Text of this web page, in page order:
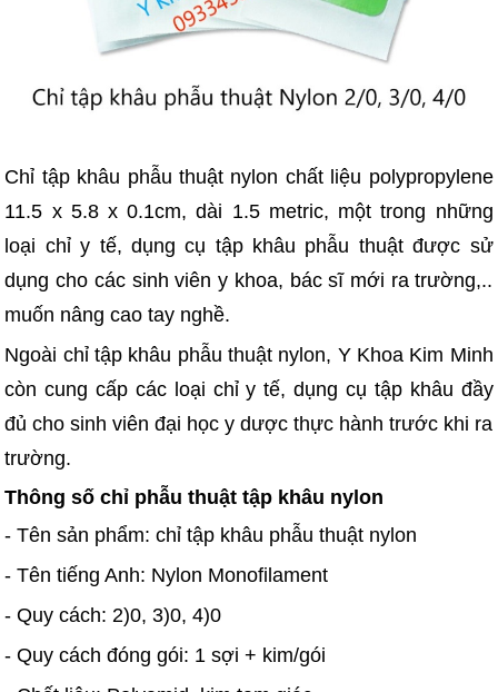
Chỉ tập khâu phẫu thuật nylon chất liệu polypropylene
11.5 x 5.8 x 0.1cm, dài 1.5 metric, một trong những
loại chỉ y tế, dụng cụ tập khâu phẫu thuật được sử
dụng cho các sinh viên y khoa, bác sĩ mới ra trường,..
muốn nâng cao tay nghề.
Ngoài chỉ tập khâu phẫu thuật nylon, Y Khoa Kim Minh
còn cung cấp các loại chỉ y tế, dụng cụ tập khâu đầy
đủ cho sinh viên đại học y dược thực hành trước khi ra
trường.
Thông số chỉ phẫu thuật tập khâu nylon
- Tên sản phẩm: chỉ tập khâu phẫu thuật nylon
- Tên tiếng Anh: Nylon Monofilament
- Quy cách: 2)0, 3)0, 4)0
- Quy cách đóng gói: 1 sợi + kim/gói